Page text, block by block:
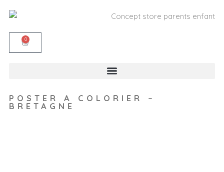
0
POSTER A COLORIER –
BRETAGNE